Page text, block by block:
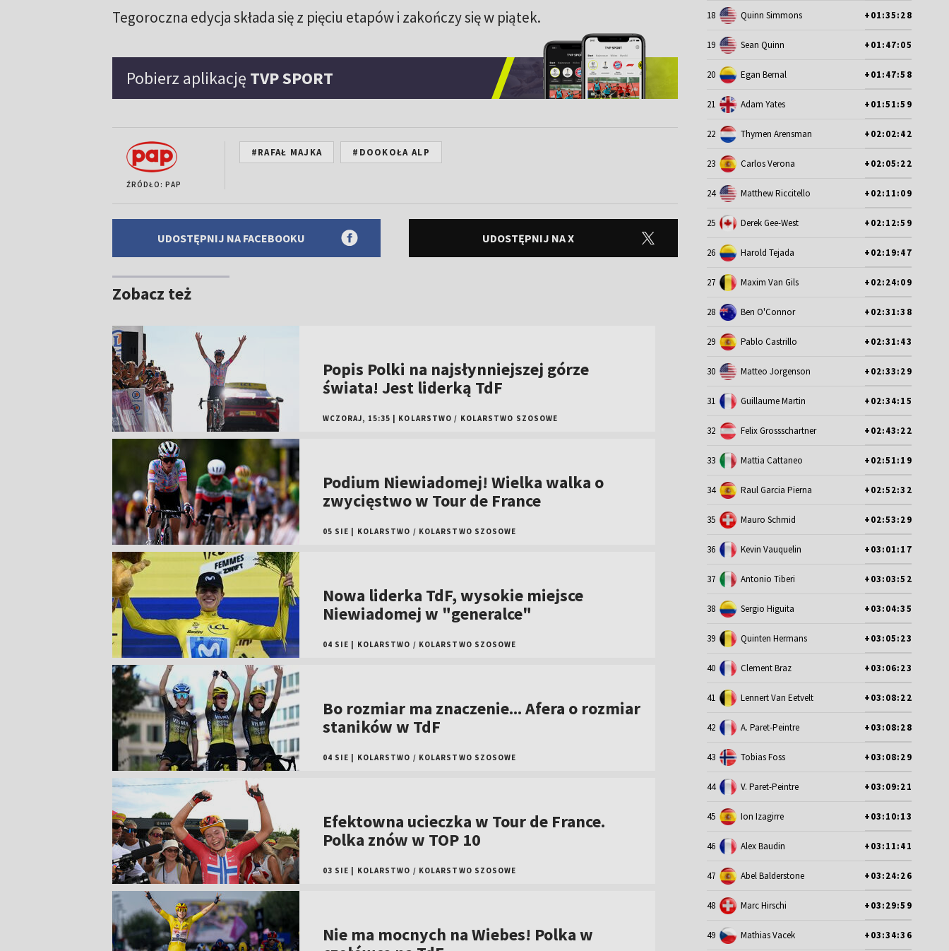
Tegoroczna edycja składa się z pięciu etapów i zakończy się w piątek.
Pobierz aplikację TVP SPORT
ŹRÓDŁO: PAP
#RAFAŁ MAJKA #DOOKOŁA ALP
UDOSTĘPNIJ NA FACEBOOKU UDOSTĘPNIJ NA X
Zobacz też
Popis Polki na najsłynniejszej górze
świata! Jest liderką TdF
WCZORAJ, 15:35 KOLARSTWO / KOLARSTWO SZOSOWE
Podium Niewiadomej! Wielka walka o
zwycięstwo w Tour de France
05 SIE KOLARSTWO / KOLARSTWO SZOSOWE
Nowa liderka TdF, wysokie miejsce
Niewiadomej w "generalce"
04 SIE KOLARSTWO / KOLARSTWO SZOSOWE
Bo rozmiar ma znaczenie... Afera o rozmiar
staników w TdF
04 SIE KOLARSTWO / KOLARSTWO SZOSOWE
Efektowna ucieczka w Tour de France.
Polka znów w TOP 10
03 SIE KOLARSTWO / KOLARSTWO SZOSOWE
Nie ma mocnych na Wiebes! Polka w
18 Quinn Simmons +01:35:28
19 Sean Quinn +01:47:05
20 Egan Bernal +01:47:58
21 Adam Yates +01:51:59
22 Thymen Arensman +02:02:42
23 Carlos Verona +02:05:22
24 Matthew Riccitello +02:11:09
25 Derek Gee-West +02:12:59
26 Harold Tejada +02:19:47
27 Maxim Van Gils +02:24:09
28 Ben O'Connor +02:31:38
29 Pablo Castrillo +02:31:43
30 Matteo Jorgenson +02:33:29
31 Guillaume Martin +02:34:15
32 Felix Grossschartner +02:43:22
33 Mattia Cattaneo +02:51:19
34 Raul Garcia Pierna +02:52:32
35 Mauro Schmid +02:53:29
36 Kevin Vauquelin +03:01:17
37 Antonio Tiberi +03:03:52
38 Sergio Higuita +03:04:35
39 Quinten Hermans +03:05:23
40 Clement Braz +03:06:23
41 Lennert Van Eetvelt +03:08:22
42 A. Paret-Peintre +03:08:28
43 Tobias Foss +03:08:29
44 V. Paret-Peintre +03:09:21
45 Ion Izagirre +03:10:13
46 Alex Baudin +03:11:41
47 Abel Balderstone +03:24:26
48 Marc Hirschi +03:29:59
49 Mathias Vacek +03:34:36